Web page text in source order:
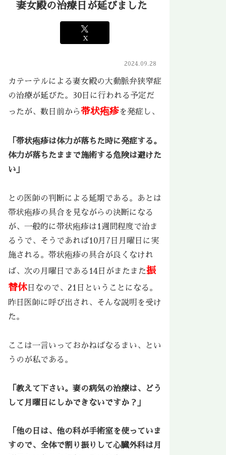
妻女殿の治療日が延びました
X
2024.09.28
カテーテルによる妻女殿の大動脈弁狭窄症
の治療が延びた。30日に行われる予定だ
ったが、数日前から帯状疱疹を発症し、
「帯状疱疹は体力が落ちた時に発症する。
体力が落ちたままで施術する危険は避けた
い」
との医師の判断による延期である。あとは
帯状疱疹の具合を見ながらの決断になる
が、一般的に帯状疱疹は1週間程度で治ま
るうで、そうであれば10月7日月曜日に実
施される。帯状疱疹の具合が良くなけれ
ば、次の月曜日である14日がまたまた振
替休 日なので、21日ということになる。
昨日医師に呼び出され、そんな説明を受け
た。
ここは一言いっておかねばなるまい、とい
うのが私である。
「教えて下さい。妻の病気の治療は、どう
して月曜日にしかできないですか？」
「他の日は、他の科が手術室を使っていま
すので、全体で割り振りして心臓外科は月